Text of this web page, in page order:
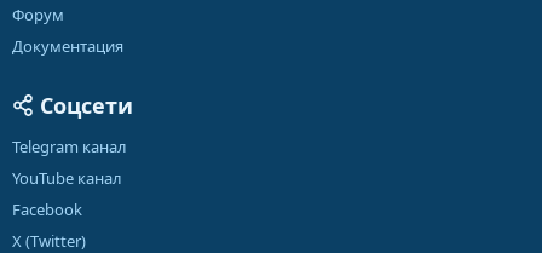
Форум
Документация
Соцсети
Telegram канал
YouTube канал
Facebook
X (Twitter)